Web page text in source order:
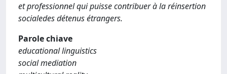
et professionnel qui puisse contribuer à la réinsertion
socialedes détenus étrangers.
Parole chiave
educational linguistics
social mediation